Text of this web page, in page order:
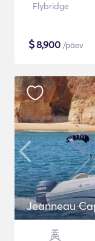
Flybridge
$8,900 /päev
Jeanneau